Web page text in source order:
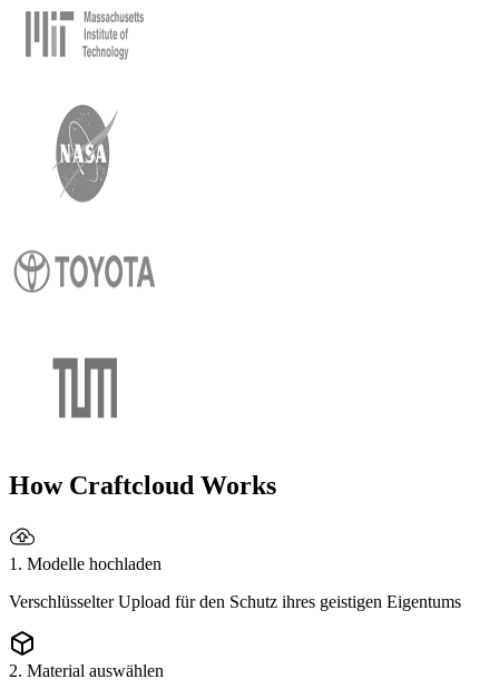
How Craftcloud Works
1. Modelle hochladen
Verschlüsselter Upload für den Schutz ihres geistigen Eigentums
2. Material auswählen